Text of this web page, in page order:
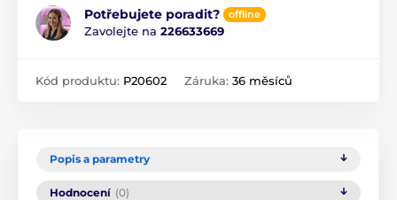
Potřebujete poradit? offline
Zavolejte na 226633669
Kód produktu: P20602 Záruka: 36 měsíců
Popis a parametry
Hodnocení (0)